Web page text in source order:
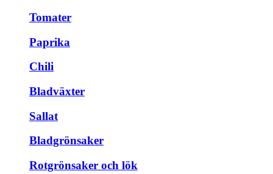
Tomater
Paprika
Chili
Bladväxter
Sallat
Bladgrönsaker
Rotgrönsaker och lök